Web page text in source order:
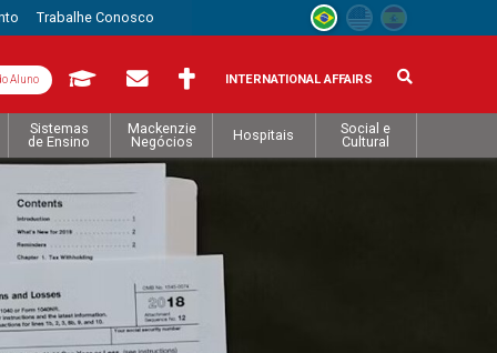
Trabalhe Conosco
Aluno INTERNATIONAL AFFAIRS
Sistemas
de Ensino
Mackenzie
Negócios
Hospitais
Social e
Cultural